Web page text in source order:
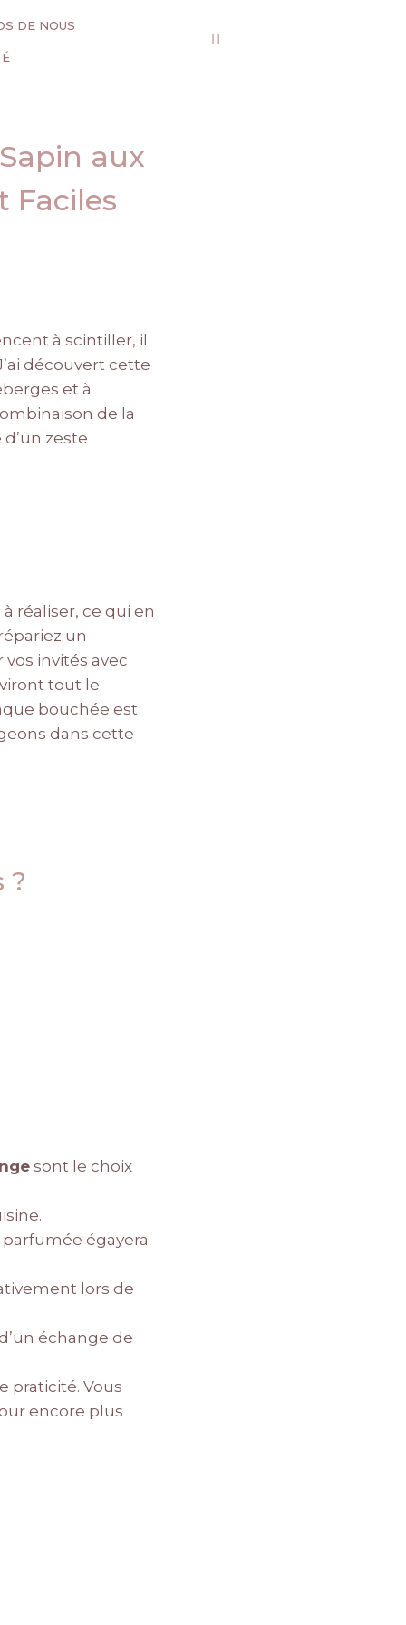
DE NOUS
aux
Faciles
à scintiller, il
découvert cette
et à
de la
zeste
réaliser, ce qui en
un
invités avec
tout le
bouchée est
dans cette
?
sont le choix
égayera
lors de
échange de
praticité. Vous
encore plus